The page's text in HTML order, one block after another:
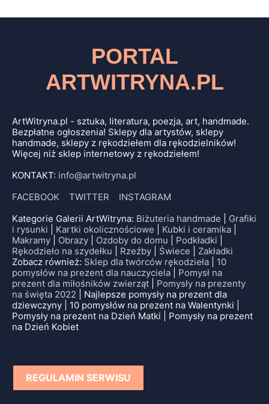
PORTAL
ARTWITRYNA.PL
ArtWitryna.pl - sztuka, literatura, poezja, art, handmade.
Bezpłatne ogłoszenia! Sklepy dla artystów, sklepy
handmade, sklepy z rękodziełem dla rękodzielników!
Więcej niż sklep internetowy z rękodziełem!
KONTAKT: info@artwitryna.pl
FACEBOOK
TWITTER
INSTAGRAM
Kategorie Galerii ArtWitryna: Biżuteria handmade
Grafiki
i rysunki
Kartki okolicznościowe Kubki i ceramika
Makramy
Obrazy Ozdoby do domu Podkładki
Rękodzieło na szydełku
Rzeźby Świece
Zakładki
Zobacz również: Sklep dla twórców rękodzieła
10
pomysłów na prezent dla nauczyciela
Pomysł na
prezent dla miłośników zwierząt
Pomysły na prezenty
na święta 2022 | Najlepsze pomysły na prezent dla
dziewczyny | 10 pomysłów na prezent na Walentynki |
Pomysły na prezent na Dzień Matki | Pomysły na prezent
na Dzień Kobiet
REGULAMIN SERWISU